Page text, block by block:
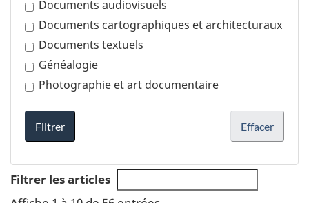
Documents audiovisuels
Documents cartographiques et architecturaux
Documents textuels
Généalogie
Photographie et art documentaire
Filtrer Effacer
Filtrer les articles